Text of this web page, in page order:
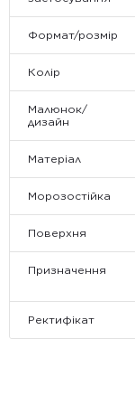
Формат/розмір
Колір
Малюнок/
дизайн
Матеріал
Морозостійка
Поверхня
Призначення
Ректифікат